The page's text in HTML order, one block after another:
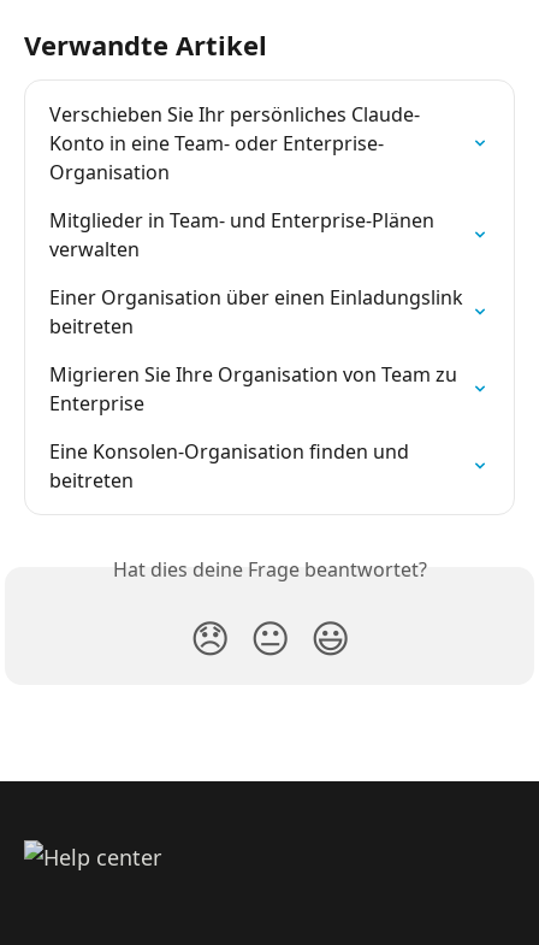
Verwandte Artikel
Verschieben Sie Ihr persönliches Claude-
Konto in eine Team- oder Enterprise-
Organisation
Mitglieder in Team- und Enterprise-Plänen
verwalten
Einer Organisation über einen Einladungslink
beitreten
Migrieren Sie Ihre Organisation von Team zu
Enterprise
Eine Konsolen-Organisation finden und
beitreten
Hat dies deine Frage beantwortet?
😞 😐 😃